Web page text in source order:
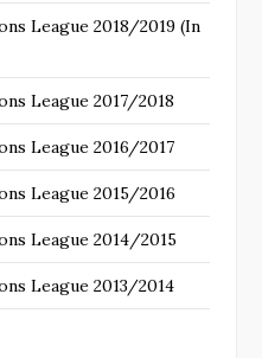
League 2018/2019 (In
League 2017/2018
League 2016/2017
League 2015/2016
League 2014/2015
League 2013/2014